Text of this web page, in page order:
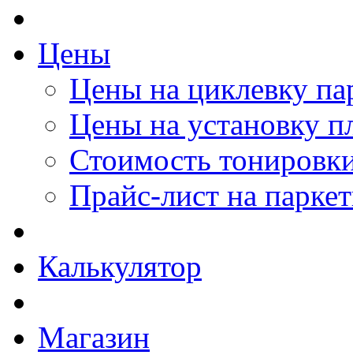
Цены
Цены на циклевку
Цены на установку
Стоимость
Прайс-лист на
Калькулятор
Магазин